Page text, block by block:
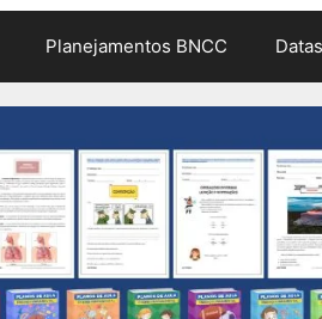
Planejamentos BNCC